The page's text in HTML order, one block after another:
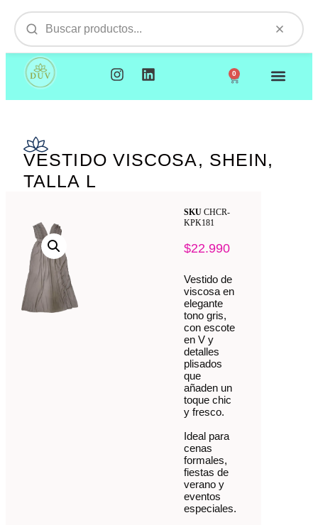
0
VESTIDO VISCOSA, SHEIN,
TALLA L
SKUCHCR-
KPK181
$22.990
Vestido de
viscosa en
elegante
tono gris,
con escote
en V y
detalles
plisados
que
añaden un
toque chic
y fresco.
Ideal para
cenas
formales,
fiestas de
verano y
eventos
especiales.